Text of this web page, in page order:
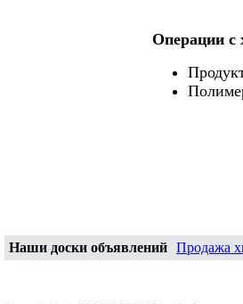
Операции c
Наши доски объявлений Продажа